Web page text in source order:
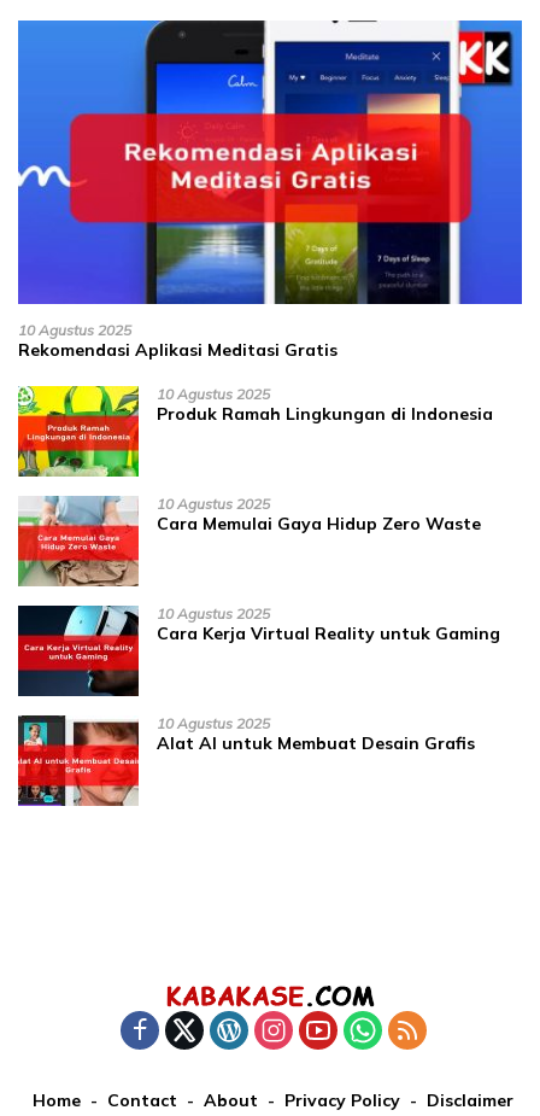
10 Agustus 2025
Rekomendasi Aplikasi Meditasi Gratis
10 Agustus 2025
Produk Ramah Lingkungan di Indonesia
10 Agustus 2025
Cara Memulai Gaya Hidup Zero Waste
10 Agustus 2025
Cara Kerja Virtual Reality untuk Gaming
10 Agustus 2025
Alat AI untuk Membuat Desain Grafis
Home Contact About Privacy Policy Disclaimer